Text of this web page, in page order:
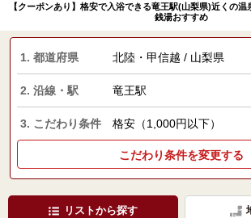
【クーポンあり】格安で入浴できる竜王駅(山梨県)近くの
銭湯おすすめ
1. 都道府県 北陸・甲信越 / 山梨県
2. 沿線・駅 竜王駅
3. こだわり条件 格安（1,000円以下）
こだわり条件を変更する
リストから探す